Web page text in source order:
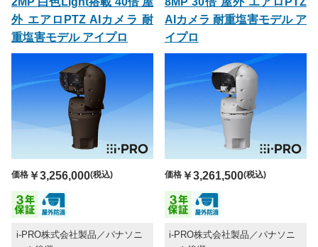
外 エアロPTZ AIカメラ 耐
重塩害モデル アイプロ
価格 ￥3,256,000(税込)
i-PRO株式会社製品／パナソニ
AIカメラ 耐重塩害モデル ア
イプロ
価格￥3,261,500(税込)
i-PRO株式会社製品／パナソニ